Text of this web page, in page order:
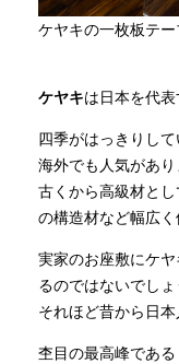
ケヤキの一枚板テー
ケヤキは日本を代表
四季がはっきりし
海外でも人気があり
古くから高級材と
の構造材など幅広く
実家のお座敷にケ
るのではないでしょ
それほど昔から日
杢目の最高峰である